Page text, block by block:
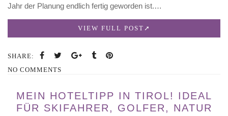
Jahr der Planung endlich fertig geworden ist.…
VIEW FULL POST
SHARE:
NO COMMENTS
MEIN HOTELTIPP IN TIROL! IDEAL
FÜR SKIFAHRER, GOLFER, NATUR